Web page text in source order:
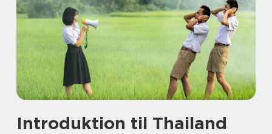
Introduktion til Thailand